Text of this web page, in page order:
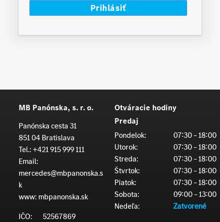
MB Panónska, s. r. o.
Panónska cesta 31
851 04 Bratislava
Tel.:+421 915 999 111
Email:
mercedes@mbpanonska.s
k
www: mbpanonska.sk
IČO:
52567869
Otváracie hodiny
Predaj
Pondelok:
07:30 – 18:00
Utorok:
07:30 – 18:00
Streda:
07:30 – 18:00
Štvrtok:
07:30 – 18:00
Piatok:
07:30 – 18:00
Sobota:
09:00 – 13:00
Nedeľa:
Zatvorené